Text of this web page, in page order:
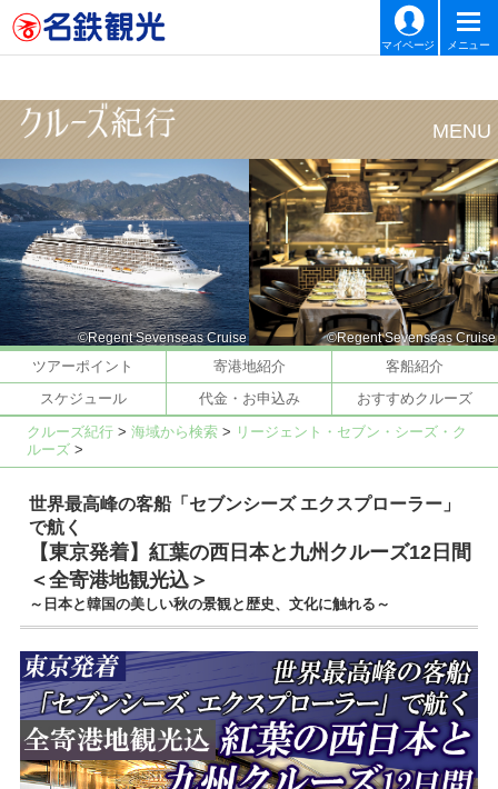
マイページ メニュー
©Regent Sevenseas Cruise ©Regent Sevenseas Cruise
ツアーポイント 寄港地紹介
客船紹介
スケジュール
代金・お申込み おすすめクルーズ
クルーズ紀行> 海域から検索> リージェント・セブン・シーズ・ク
ルーズ>
世界最高峰の客船「セブンシーズ エクスプローラー」
で航く
【東京発着】紅葉の西日本と九州クルーズ12日間
＜全寄港地観光込＞
～日本と韓国の美しい秋の景観と歴史、文化に触れる～